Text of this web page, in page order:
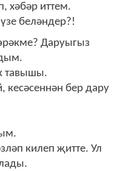
иттем.
беләндер?!
Даруыгыз
тавышы.
бер дару
килеп җитте. Ул